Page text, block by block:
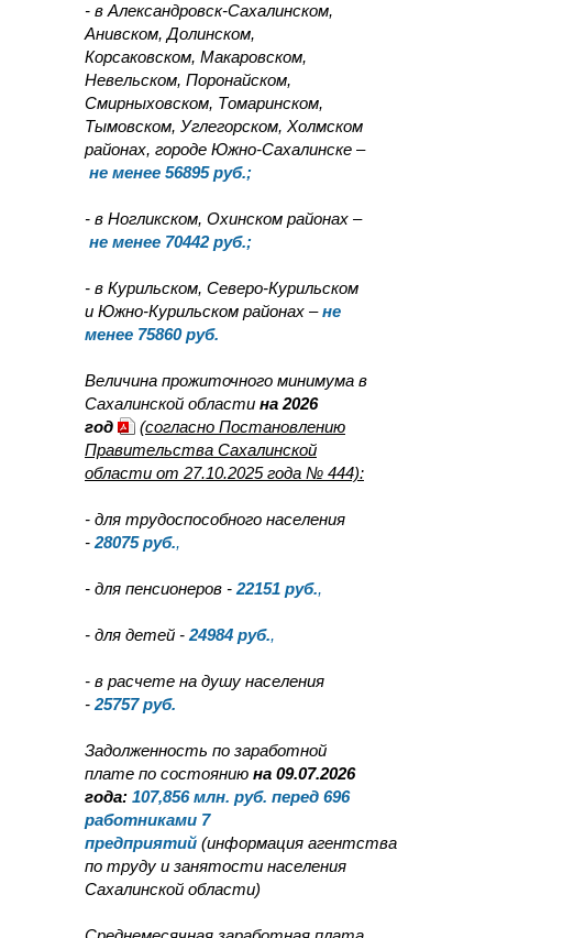
- в Александровск-Сахалинском,
Анивском, Долинском,
Корсаковском, Макаровском,
Невельском, Поронайском,
Смирныховском, Томаринском,
Тымовском, Углегорском, Холмском
районах, городе Южно-Сахалинске –
не менее 56895 руб.;
- в Ногликском, Охинском районах –
не менее 70442 руб.;
- в Курильском, Северо-Курильском
и Южно-Курильском районах – не
менее 75860 руб.
Величина прожиточного минимума в
Сахалинской области на 2026
год
(согласно Постановлению
Правительства Сахалинской
области от 27.10.2025 года № 444):
- для трудоспособного населения
- 28075руб.,
- для пенсионеров - 22151 руб.,
- для детей - 24984 руб.,
- в расчете на душу населения
- 25757 руб.
Задолженность по заработной
плате по состоянию на 09.07.2026
года: 107,856 млн. руб. перед 696
работниками 7
предприятий (информация агентства
по труду и занятости населения
Сахалинской области)